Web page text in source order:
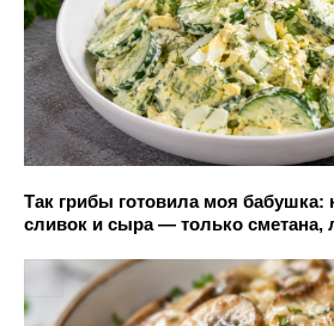
Так грибы готовила моя бабушка:
сливок и сыра — только сметана,